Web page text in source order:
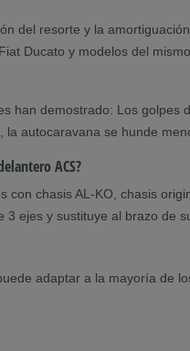
del resorte y la
Ducato y modelos del
han demostrado: Los
autocaravana se hunde
ACS?
chasis AL-KO, chasis
ejes y sustituye al brazo de
adaptar a la mayoría